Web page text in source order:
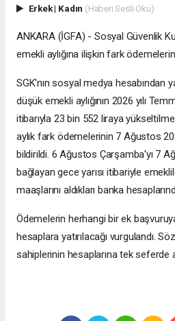
Erkek| Kadın (Haberi Sesli Oku)
ANKARA (İGFA) - Sosyal Güvenlik
emekli aylığına ilişkin fark
SGK'nın sosyal medya hesabından
düşük emekli aylığının 2026 yılı
itibarıyla 23 bin 552 liraya
aylık fark ödemelerinin 7 Ağustos
bildirildi. 6 Ağustos Çarşamba'yı 7
bağlayan gece yarısı itibariyle
maaşlarını aldıkları banka
Ödemelerin herhangi bir ek
hesaplara yatırılacağı vurgulandı.
sahiplerinin hesaplarına tek seferde